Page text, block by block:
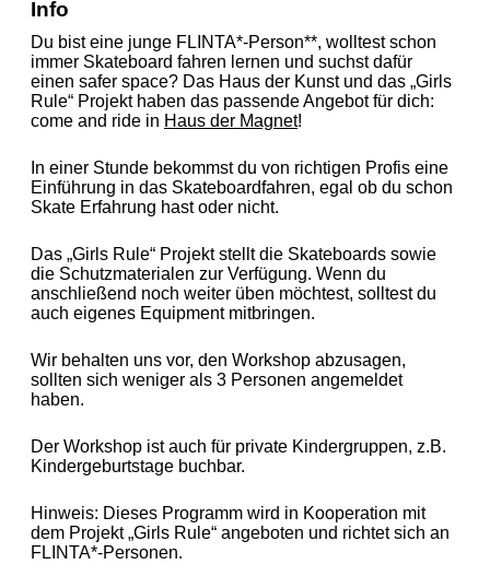
Info
Du bist eine junge FLINTA*-Person**, wolltest schon
immer Skateboard fahren lernen und suchst dafür
einen safer space? Das Haus der Kunst und das „Girls
Rule“ Projekt haben das passende Angebot für dich:
come and ride in Haus der Magnet!
In einer Stunde bekommst du von richtigen Profis eine
Einführung in das Skateboardfahren, egal ob du schon
Skate Erfahrung hast oder nicht.
Das „Girls Rule“ Projekt stellt die Skateboards sowie
die Schutzmaterialen zur Verfügung. Wenn du
anschließend noch weiter üben möchtest, solltest du
auch eigenes Equipment mitbringen.
Wir behalten uns vor, den Workshop abzusagen,
sollten sich weniger als 3 Personen angemeldet
haben.
Der Workshop ist auch für private Kindergruppen, z.B.
Kindergeburtstage buchbar.
Hinweis: Dieses Programm wird in Kooperation mit
dem Projekt „Girls Rule“ angeboten und richtet sich an
FLINTA*-Personen.